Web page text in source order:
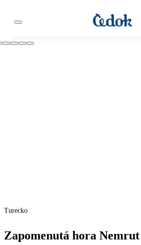
Turecko
Zapomenutá hora Nemrut